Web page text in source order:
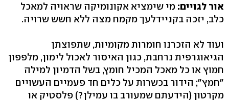
אור לגויים: מי שימציא אקונומיקה שראויה למאכל
כלב, יזכה בקניידלעך מקמח מצה ללא חשש שרויה.
ועוד לא הזכרנו חומרות מקומיות, שתפוצתן
הגיאוגרפית נרחבת, כגון האיסור לאכול לימון, מלפפון
חמוץ או כל מאכל המכיל חומץ, בשל הדמיון למילה
"חמץ"; הידור בכשרות על כלים חד פעמיים העשויים
מקרטון (הידעתם שמעורב בו עמילן?) פלסטיק או